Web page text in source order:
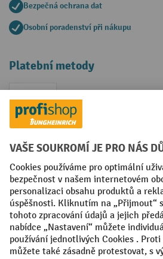
Bezpečná ochrana dat
Osobní poradenství při nákupu
Platební metody
Faktura
Sociální sítě
Facebook
YouTubeLinkedIn
VODP Otisk
Prohlášení o ochraně osobních údajů